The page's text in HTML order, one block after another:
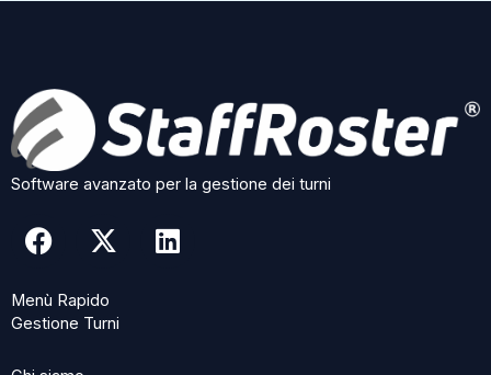
Software avanzato per la gestione dei turni
F
a
e
b
o
X
-
w
i
L
i
Menù Rapido
Gestione Turni